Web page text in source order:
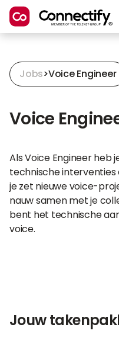
Jobs>Voice Engineer
Voice
Als Voice Engineer heb
technische
je zet nieuwe voice-
nauw samen met je
bent het technische
voice.
Jouw